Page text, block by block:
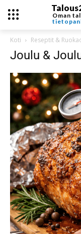
Oman
Koti Reseptit &
Joulu &